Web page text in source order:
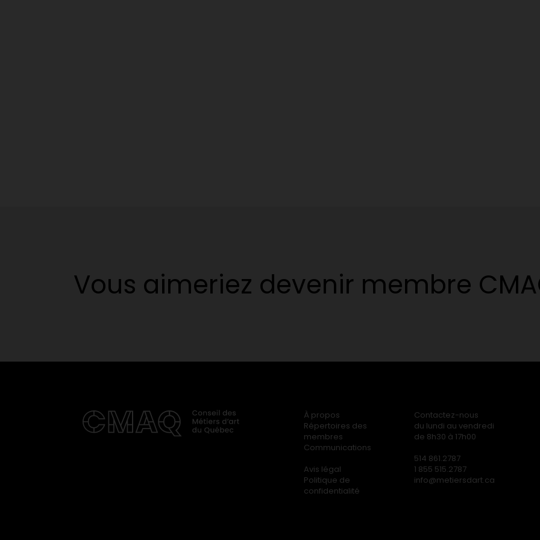
Vous aimeriez devenir membre
À propos
Répertoires des
membres
Communications
Avis légal
Politique de
confidentialité
Contactez-nous
du lundi au vendredi
de 8h30 à 17h00
514 861.2787
1 855 515.2787
info@metiersdart.ca